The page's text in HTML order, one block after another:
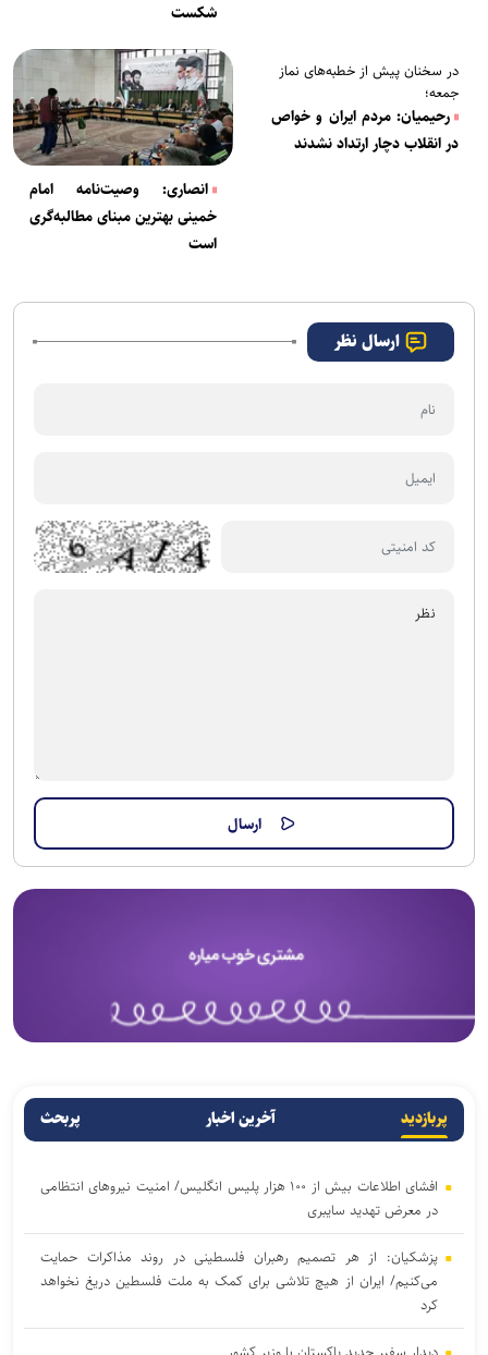
شکست
در سخنان پیش از خطبه‌های نماز
جمعه؛
رحیمیان: مردم ایران و خواص
در انقلاب دچار ارتداد نشدند
انصاری: وصیت‌نامه امام
خمینی بهترین مبنای مطالبه‌گری
است
ارسال نظر
پربازدید آخرین اخبار پربحث
افشای اطلاعات بیش از ۱۰۰ هزار پلیس انگلیس/ امنیت نیروهای انتظامی
در معرض تهدید سایبری
پزشکیان: از هر تصمیم رهبران فلسطینی در روند مذاکرات حمایت
می‌کنیم/ ایران از هیچ تلاشی برای کمک به ملت فلسطین دریغ نخواهد
کرد